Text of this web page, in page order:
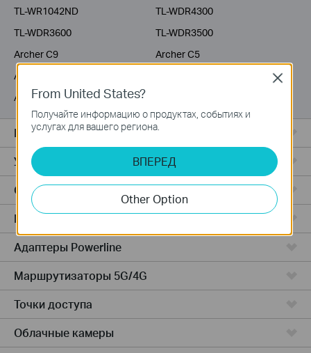
TL-WR1042ND
TL-WDR4300
TL-WDR3600
TL-WDR3500
Archer C9
Archer C5
Archer C3200
Archer C20i
Все комплекты Deco
Усилители Wi-Fi
Серия Fusion
Маршрутизаторы ADSL/VDSL
Адаптеры Powerline
Маршрутизаторы 5G/4G
Точки доступа
Облачные камеры
From United States?
Получайте информацию о продуктах, событиях и
услугах для вашего региона.
ВПЕРЕД
Other Option
Close